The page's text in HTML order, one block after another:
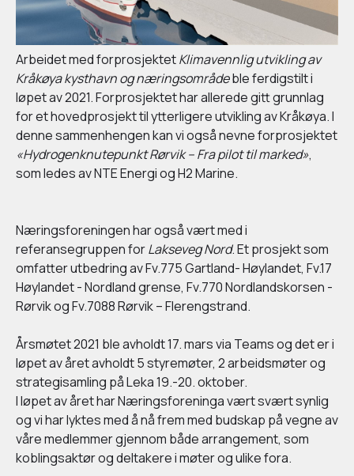
Arbeidet med forprosjektetKlimavennlig utvikling av
Kråkøya kysthavn og næringsområdeble ferdigstilt i
løpet av 2021. Forprosjektet har allerede gitt grunnlag
for et hovedprosjekt til ytterligere utvikling av Kråkøya. I
denne sammenhengen kan vi også nevne forprosjektet
«Hydrogenknutepunkt Rørvik – Fra pilot til marked»,
som ledes av NTE Energi og H2 Marine.
Næringsforeningen har også vært med i
referansegruppen forLakseveg Nord. Et prosjekt som
omfatter utbedring av Fv.775 Gartland- Høylandet, Fv.17
Høylandet - Nordland grense, Fv.770 Nordlandskorsen -
Rørvik og Fv.7088 Rørvik – Flerengstrand.
Årsmøtet 2021 ble avholdt 17. mars via Teams og det er i
løpet av året avholdt 5 styremøter, 2 arbeidsmøter og
strategisamling på Leka 19.-20. oktober.
I løpet av året har Næringsforeninga vært svært synlig
og vi har lyktes med å nå frem med budskap på vegne av
våre medlemmer gjennom både arrangement, som
koblingsaktør og deltakere i møter og ulike fora.